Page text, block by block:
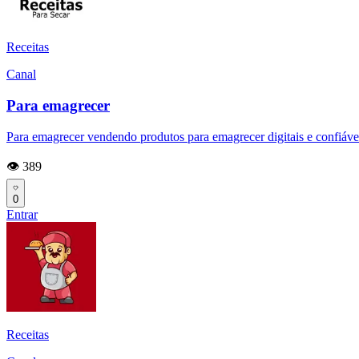
Receitas
Canal
Para emagrecer
Para emagrecer vendendo produtos para emagrecer digitais e
👁️ 389
0
Entrar
Receitas